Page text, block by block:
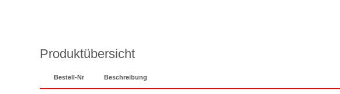
Produktübersicht
Bestell-Nr Beschreibung